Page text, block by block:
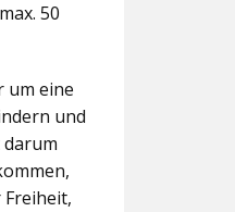
50
um eine
und